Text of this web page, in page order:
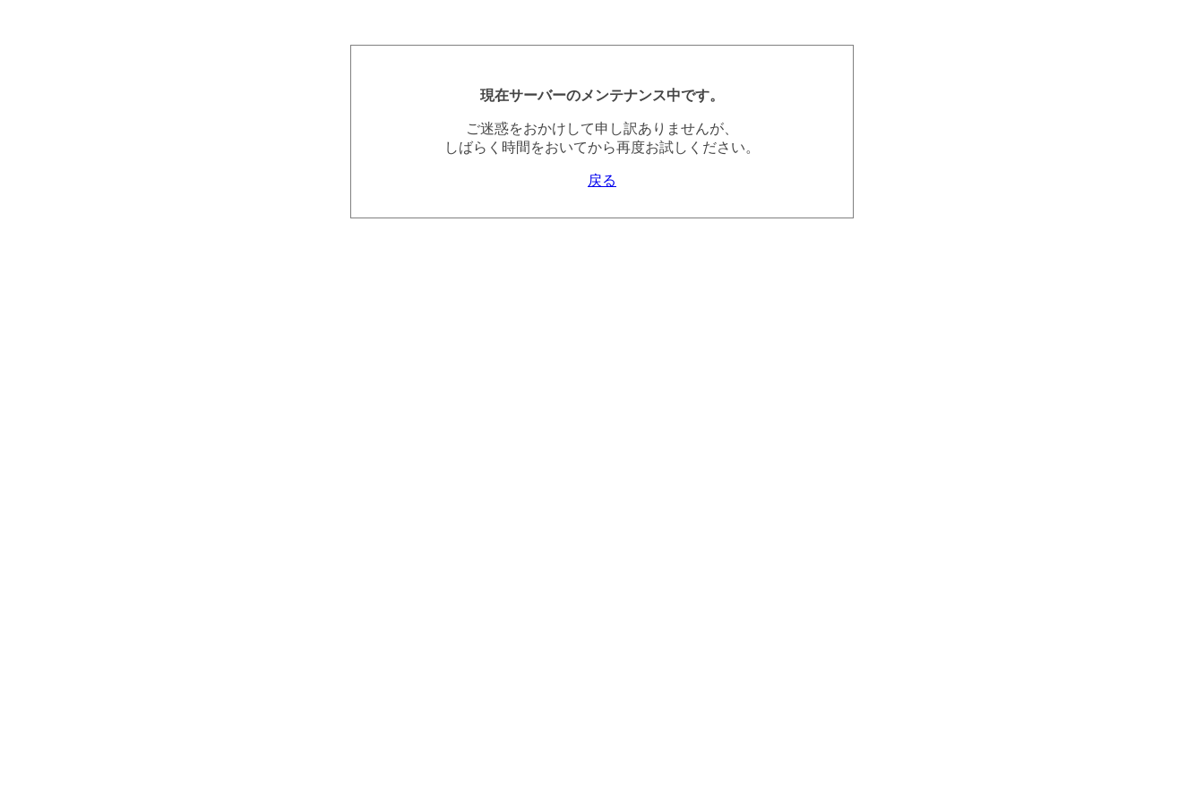
現在サーバーのメンテナンス中です。
ご迷惑をおかけして申し訳ありませんが、
しばらく時間をおいてから再度お試しください。
戻る